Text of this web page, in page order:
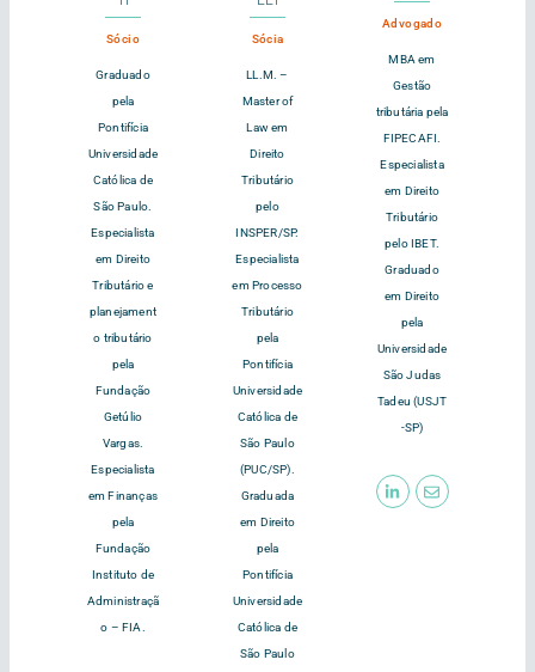
Sócio
Graduado
pela
Pontifícia
Universidade
Católica de
São Paulo.
Especialista
em Direito
Tributário e
planejament
o tributário
pela
Fundação
Getúlio
Vargas.
Especialista
em Finanças
pela
Fundação
Instituto de
Administraçã
o – FIA.
Sócia
LL.M. –
Master of
Law em
Direito
Tributário
pelo
INSPER/SP.
Especialista
em Processo
Tributário
pela
Pontifícia
Universidade
Católica de
São Paulo
(PUC/SP).
Graduada
em Direito
pela
Pontifícia
Universidade
Católica de
São Paulo
Advogado
MBA em
Gestão
tributária pela
FIPECAFI.
Especialista
em Direito
Tributário
pelo IBET.
Graduado
em Direito
pela
Universidade
São Judas
Tadeu (USJT
-SP)